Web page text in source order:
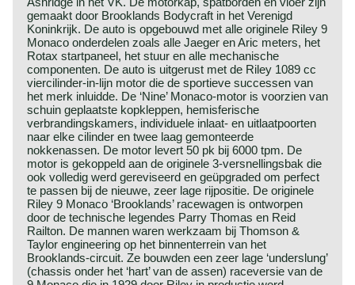
gemaakt door Brooklands Bodycraft in het Verenigd
Koninkrijk. De auto is opgebouwd met alle originele Riley 9
Monaco onderdelen zoals alle Jaeger en Aric meters, het
Rotax startpaneel, het stuur en alle mechanische
componenten. De auto is uitgerust met de Riley 1089 cc
viercilinder-in-lijn motor die de sportieve successen van
het merk inluidde. De ‘Nine’ Monaco-motor is voorzien van
schuin geplaatste kopkleppen, hemisferische
verbrandingskamers, individuele inlaat- en uitlaatpoorten
naar elke cilinder en twee laag gemonteerde
nokkenassen. De motor levert 50 pk bij 6000 tpm. De
motor is gekoppeld aan de originele 3-versnellingsbak die
ook volledig werd gereviseerd en geüpgraded om perfect
te passen bij de nieuwe, zeer lage rijpositie. De originele
Riley 9 Monaco ‘Brooklands’ racewagen is ontworpen
door de technische legendes Parry Thomas en Reid
Railton. De mannen waren werkzaam bij Thomson &
Taylor engineering op het binnenterrein van het
Brooklands-circuit. Ze bouwden een zeer lage ‘underslung’
(chassis onder het ‘hart’ van de assen) raceversie van de